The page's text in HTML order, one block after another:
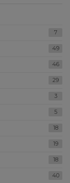
7
49
46
29
3
5
18
19
18
40